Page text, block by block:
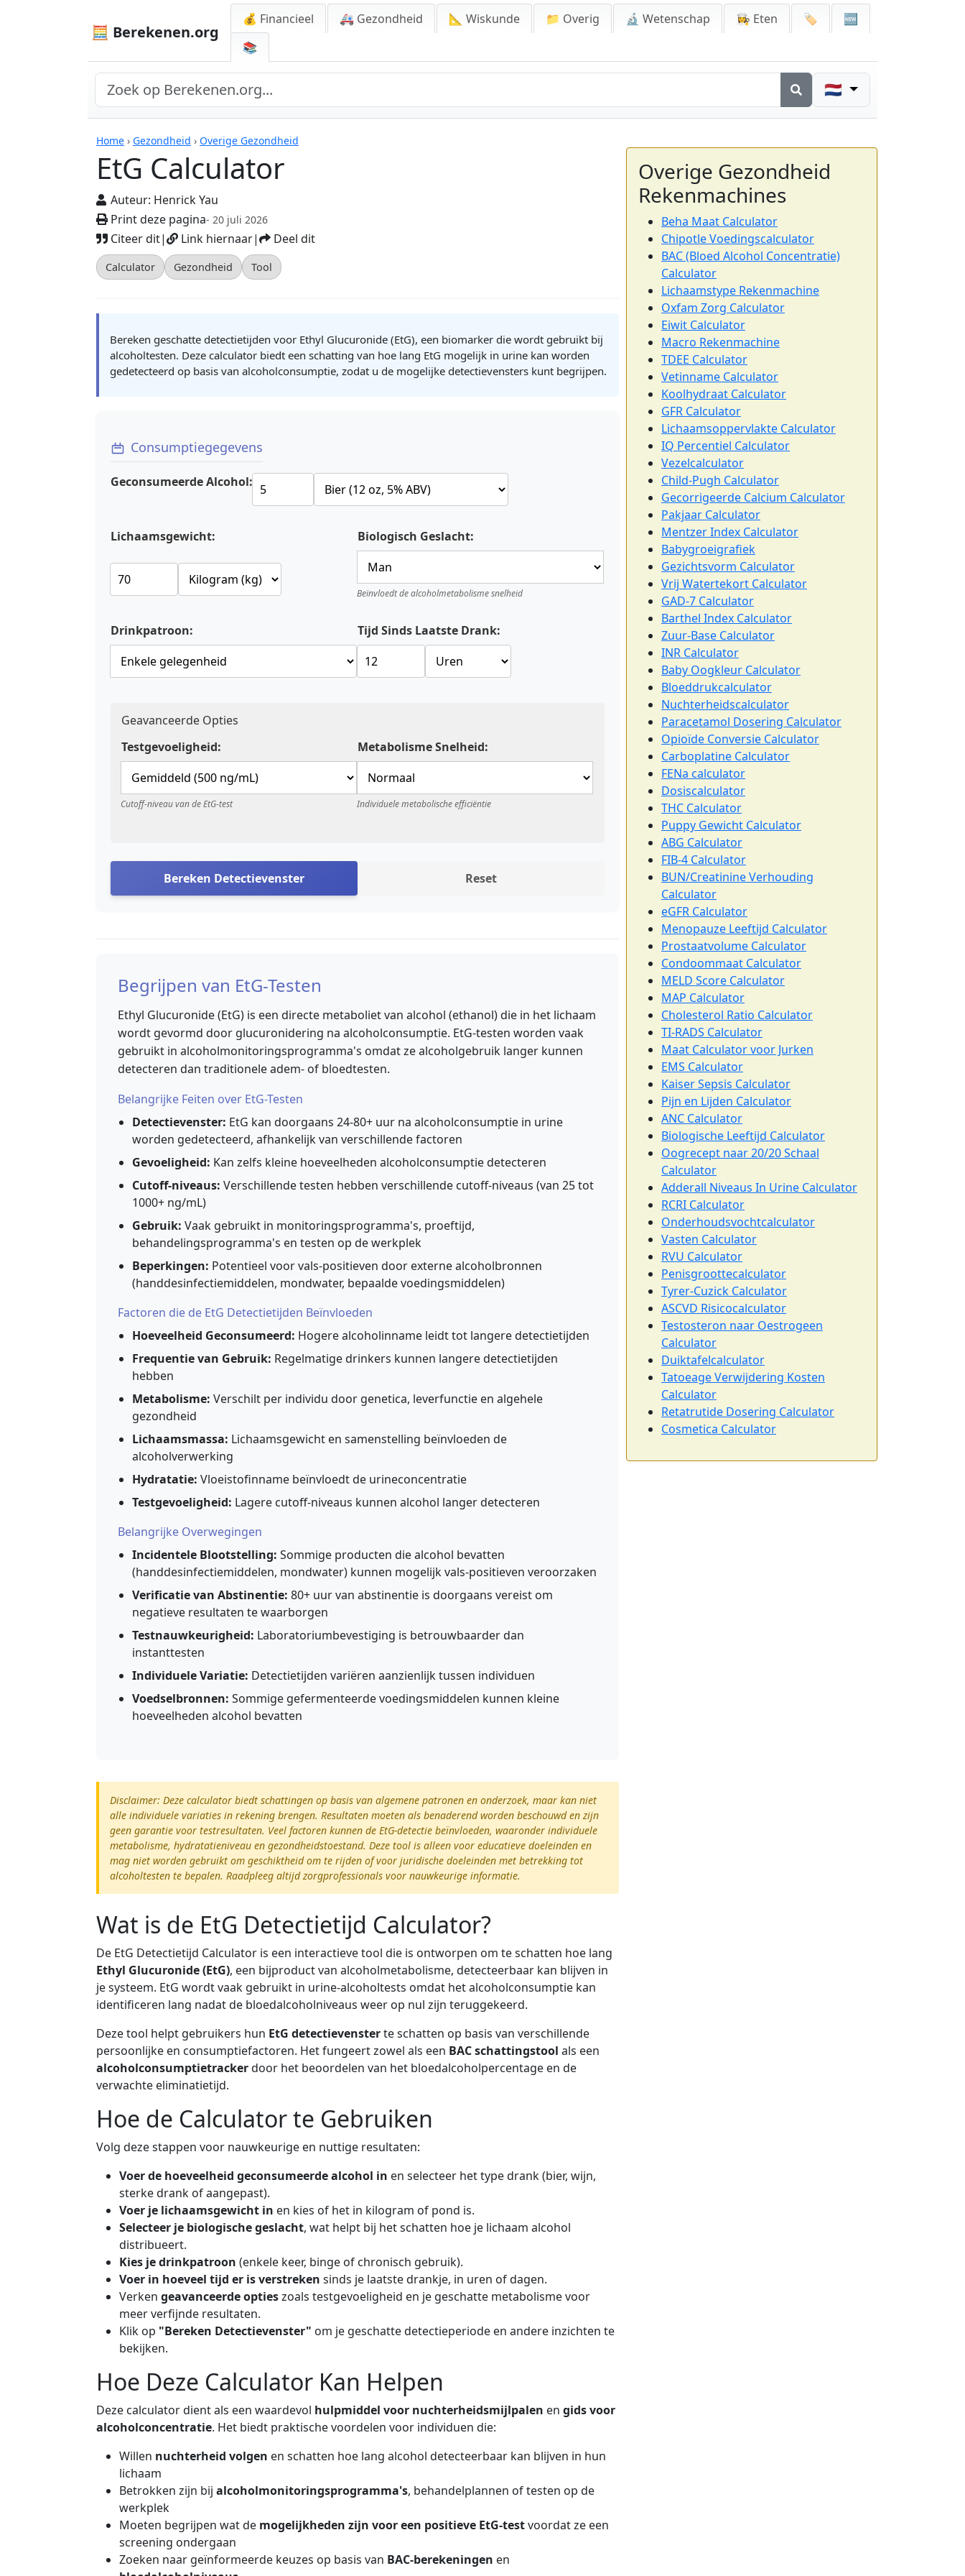
🧮 Berekenen.org
💰 Financieel 🚑 Gezondheid 📐 Wiskunde 📁 Overig 🔬 Wetenschap 👩‍🍳 Eten 🏷️
🆕
📚
🇳🇱
Home › Gezondheid › Overige Gezondheid
EtG Calculator
Auteur: Henrick Yau
Print deze pagina- 20 juli 2026
Citeer dit| Link hiernaar| Deel dit
Calculator Gezondheid Tool
Rekenmachines
Bereken geschatte detectietijden voor Ethyl Glucuronide (EtG), een biomarker die wordt gebruikt bij
alcoholtesten. Deze calculator biedt een schatting van hoe lang EtG mogelijk in urine kan worden
gedetecteerd op basis van alcoholconsumptie, zodat u de mogelijke detectievensters kunt begrijpen.
Consumptiegegevens
Geconsumeerde Alcohol:
Lichaamsgewicht: Biologisch Geslacht:
Beïnvloedt de alcoholmetabolisme snelheid
Drinkpatroon: Tijd Sinds Laatste Drank:
Geavanceerde Opties
Testgevoeligheid:
Cutoff-niveau van de EtG-test
Metabolisme Snelheid:
Individuele metabolische efficiëntie
Bereken Detectievenster Reset
Begrijpen van EtG-Testen
Ethyl Glucuronide (EtG) is een directe metaboliet van alcohol (ethanol) die in het lichaam
wordt gevormd door glucuronidering na alcoholconsumptie. EtG-testen worden vaak
gebruikt in alcoholmonitoringsprogramma's omdat ze alcoholgebruik langer kunnen
detecteren dan traditionele adem- of bloedtesten.
Belangrijke Feiten over EtG-Testen
Detectievenster: EtG kan doorgaans 24-80+ uur na alcoholconsumptie in urine
worden gedetecteerd, afhankelijk van verschillende factoren
Gevoeligheid: Kan zelfs kleine hoeveelheden alcoholconsumptie detecteren
Cutoff-niveaus: Verschillende testen hebben verschillende cutoff-niveaus (van 25 tot
1000+ ng/mL)
Gebruik: Vaak gebruikt in monitoringsprogramma's, proeftijd,
behandelingsprogramma's en testen op de werkplek
Beperkingen: Potentieel voor vals-positieven door externe alcoholbronnen
(handdesinfectiemiddelen, mondwater, bepaalde voedingsmiddelen)
Factoren die de EtG Detectietijden Beïnvloeden
Hoeveelheid Geconsumeerd: Hogere alcoholinname leidt tot langere detectietijden
Frequentie van Gebruik: Regelmatige drinkers kunnen langere detectietijden
hebben
Metabolisme: Verschilt per individu door genetica, leverfunctie en algehele
gezondheid
Lichaamsmassa: Lichaamsgewicht en samenstelling beïnvloeden de
alcoholverwerking
Hydratatie: Vloeistofinname beïnvloedt de urineconcentratie
Testgevoeligheid: Lagere cutoff-niveaus kunnen alcohol langer detecteren
Belangrijke Overwegingen
Incidentele Blootstelling: Sommige producten die alcohol bevatten
(handdesinfectiemiddelen, mondwater) kunnen mogelijk vals-positieven veroorzaken
Verificatie van Abstinentie: 80+ uur van abstinentie is doorgaans vereist om
negatieve resultaten te waarborgen
Testnauwkeurigheid: Laboratoriumbevestiging is betrouwbaarder dan
instanttesten
Individuele Variatie: Detectietijden variëren aanzienlijk tussen individuen
Voedselbronnen: Sommige gefermenteerde voedingsmiddelen kunnen kleine
hoeveelheden alcohol bevatten
Disclaimer: Deze calculator biedt schattingen op basis van algemene patronen en onderzoek, maar kan niet
alle individuele variaties in rekening brengen. Resultaten moeten als benaderend worden beschouwd en zijn
geen garantie voor testresultaten. Veel factoren kunnen de EtG-detectie beïnvloeden, waaronder individuele
metabolisme, hydratatieniveau en gezondheidstoestand. Deze tool is alleen voor educatieve doeleinden en
mag niet worden gebruikt om geschiktheid om te rijden of voor juridische doeleinden met betrekking tot
alcoholtesten te bepalen. Raadpleeg altijd zorgprofessionals voor nauwkeurige informatie.
Wat is de EtG Detectietijd Calculator?
De EtG Detectietijd Calculator is een interactieve tool die is ontworpen om te schatten hoe lang
Ethyl Glucuronide (EtG), een bijproduct van alcoholmetabolisme, detecteerbaar kan blijven in
je systeem. EtG wordt vaak gebruikt in urine-alcoholtests omdat het alcoholconsumptie kan
identificeren lang nadat de bloedalcoholniveaus weer op nul zijn teruggekeerd.
Deze tool helpt gebruikers hun EtG detectievensterte schatten op basis van verschillende
persoonlijke en consumptiefactoren. Het fungeert zowel als een BAC schattingstool als een
alcoholconsumptietrackerdoor het beoordelen van het bloedalcoholpercentage en de
verwachte eliminatietijd.
Hoe de Calculator te Gebruiken
Volg deze stappen voor nauwkeurige en nuttige resultaten:
Voer de hoeveelheid geconsumeerde alcohol in en selecteer het type drank (bier, wijn,
sterke drank of aangepast).
Voer je lichaamsgewicht in en kies of het in kilogram of pond is.
Selecteer je biologische geslacht, wat helpt bij het schatten hoe je lichaam alcohol
distribueert.
Kies je drinkpatroon (enkele keer, binge of chronisch gebruik).
Voer in hoeveel tijd er is verstreken sinds je laatste drankje, in uren of dagen.
Verken geavanceerde optieszoals testgevoeligheid en je geschatte metabolisme voor
meer verfijnde resultaten.
Klik op "Bereken Detectievenster" om je geschatte detectieperiode en andere inzichten te
bekijken.
Hoe Deze Calculator Kan Helpen
Deze calculator dient als een waardevol hulpmiddel voor nuchterheidsmijlpalen en gids voor
alcoholconcentratie. Het biedt praktische voordelen voor individuen die:
Willen nuchterheid volgen en schatten hoe lang alcohol detecteerbaar kan blijven in hun
lichaam
Betrokken zijn bij alcoholmonitoringsprogramma's, behandelplannen of testen op de
werkplek
Moeten begrijpen wat de mogelijkheden zijn voor een positieve EtG-testvoordat ze een
screening ondergaan
Zoeken naar geïnformeerde keuzes op basis van BAC-berekeningen en
Overige Gezondheid
Rekenmachines
Beha Maat Calculator
Chipotle Voedingscalculator
BAC (Bloed Alcohol Concentratie)
Calculator
Lichaamstype Rekenmachine
Oxfam Zorg Calculator
Eiwit Calculator
Macro Rekenmachine
TDEE Calculator
Vetinname Calculator
Koolhydraat Calculator
GFR Calculator
Lichaamsoppervlakte Calculator
IQ Percentiel Calculator
Vezelcalculator
Child-Pugh Calculator
Gecorrigeerde Calcium Calculator
Pakjaar Calculator
Mentzer Index Calculator
Babygroeigrafiek
Gezichtsvorm Calculator
Vrij Watertekort Calculator
GAD-7 Calculator
Barthel Index Calculator
Zuur-Base Calculator
INR Calculator
Baby Oogkleur Calculator
Bloeddrukcalculator
Nuchterheidscalculator
Paracetamol Dosering Calculator
Opioïde Conversie Calculator
Carboplatine Calculator
FENa calculator
Dosiscalculator
THC Calculator
Puppy Gewicht Calculator
ABG Calculator
FIB-4 Calculator
BUN/Creatinine Verhouding
Calculator
eGFR Calculator
Menopauze Leeftijd Calculator
Prostaatvolume Calculator
Condoommaat Calculator
MELD Score Calculator
MAP Calculator
Cholesterol Ratio Calculator
TI-RADS Calculator
Maat Calculator voor Jurken
EMS Calculator
Kaiser Sepsis Calculator
Pijn en Lijden Calculator
ANC Calculator
Biologische Leeftijd Calculator
Oogrecept naar 20/20 Schaal
Calculator
Adderall Niveaus In Urine Calculator
RCRI Calculator
Onderhoudsvochtcalculator
Vasten Calculator
RVU Calculator
Penisgroottecalculator
Tyrer-Cuzick Calculator
ASCVD Risicocalculator
Testosteron naar Oestrogeen
Calculator
Duiktafelcalculator
Tatoeage Verwijdering Kosten
Calculator
Retatrutide Dosering Calculator
Cosmetica Calculator